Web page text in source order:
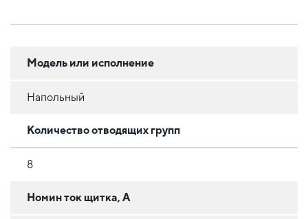
Модель или исполнение
Напольный
Количество отводящих групп
8
Номин ток щитка, А